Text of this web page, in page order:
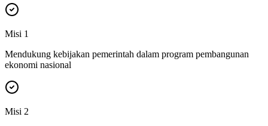
Misi 1
Mendukung kebijakan pemerintah dalam program pembangunan
ekonomi nasional
Misi 2